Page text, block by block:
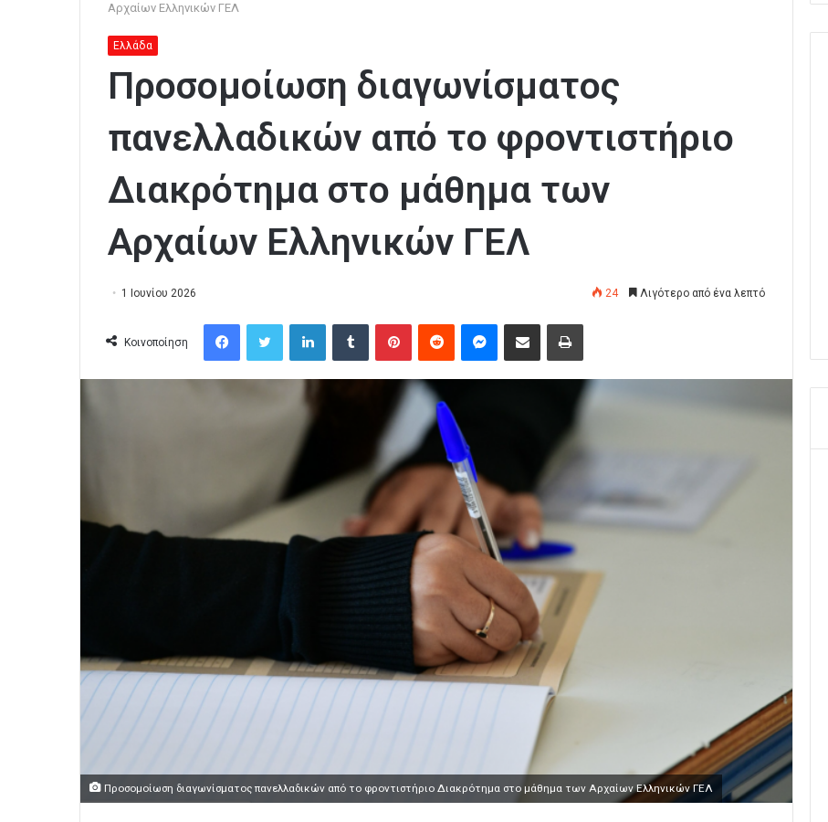
Αρχαίων Ελληνικών ΓΕΛ
Ελλάδα
Προσομοίωση διαγωνίσματος
πανελλαδικών από το φροντιστήριο
Διακρότημα στο μάθημα των
Αρχαίων Ελληνικών ΓΕΛ
1 Ιουνίου 2026 24 Λιγότερο από ένα λεπτό
Κοινοποίηση
Προσομοίωση διαγωνίσματος πανελλαδικών από το φροντιστήριο Διακρότημα στο μάθημα των Αρχαίων Ελληνικών ΓΕΛ